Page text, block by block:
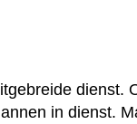
dienst.
in dienst.